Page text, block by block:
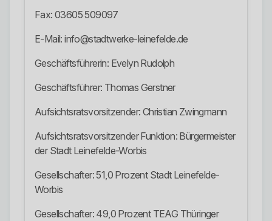
Fax: 03605 509097
E-Mail: info@stadtwerke-leinefelde.de
Geschäftsführerin: Evelyn Rudolph
Geschäftsführer: Thomas Gerstner
Aufsichtsratsvorsitzender: Christian Zwingmann
Aufsichtsratsvorsitzender Funktion: Bürgermeister
der Stadt Leinefelde-Worbis
Gesellschafter: 51,0 Prozent Stadt Leinefelde-
Worbis
Gesellschafter: 49,0 Prozent TEAG Thüringer